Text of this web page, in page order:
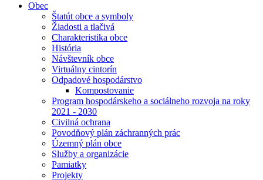
Obec
Štatút obce a symboly
Žiadosti a tlačivá
Charakteristika obce
História
Návštevník obce
Virtuálny cintorín
Odpadové hospodárstvo
Kompostovanie
Program hospodárskeho a sociálneho rozvoja na roky
2021 - 2030
Civilná ochrana
Povodňový plán záchranných prác
Územný plán obce
Služby a organizácie
Pamiatky
Projekty